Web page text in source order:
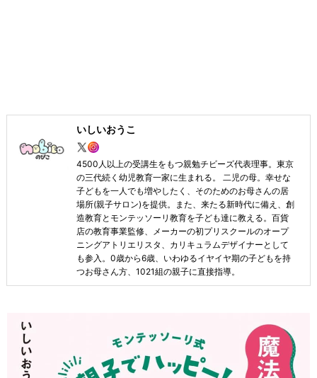
いしいおうこ
4500人以上の受講生をもつ親勉チビーズ代表理事。東京
の三代続く幼児教育一家に生まれる。 二児の母。幸せな
子どもを一人でも増やしたく、そのためのお母さんの居
場所(親子サロン)を提供。また、来たる新時代に備え、創
造教育とモンテッソーリ教育を子ども達に教える。百貨
店の教育事業監修、メーカーの初プリスクールのオープ
ニングアトリエリスタ、カリキュラムデザイナーとして
も参入。0歳から6歳、いわゆるイヤイヤ期の子どもを持
つお母さん方、1021組の親子に直接指導。